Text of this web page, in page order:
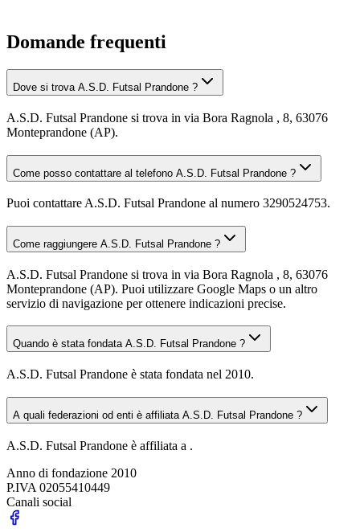
Domande frequenti
Dove si trova A.S.D. Futsal Prandone ?
A.S.D. Futsal Prandone si trova in via Bora Ragnola , 8, 63076
Monteprandone (AP).
Come posso contattare al telefono A.S.D. Futsal Prandone ?
Puoi contattare A.S.D. Futsal Prandone al numero 3290524753.
Come raggiungere A.S.D. Futsal Prandone ?
A.S.D. Futsal Prandone si trova in via Bora Ragnola , 8, 63076
Monteprandone (AP). Puoi utilizzare Google Maps o un altro
servizio di navigazione per ottenere indicazioni precise.
Quando è stata fondata A.S.D. Futsal Prandone ?
A.S.D. Futsal Prandone è stata fondata nel 2010.
A quali federazioni od enti è affiliata A.S.D. Futsal Prandone ?
A.S.D. Futsal Prandone è affiliata a .
Anno di fondazione 2010
P.IVA 02055410449
Canali social